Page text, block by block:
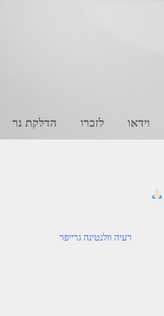
וידאו לזכרו הדלקת נר
רעיה וולנטינה גרייפר